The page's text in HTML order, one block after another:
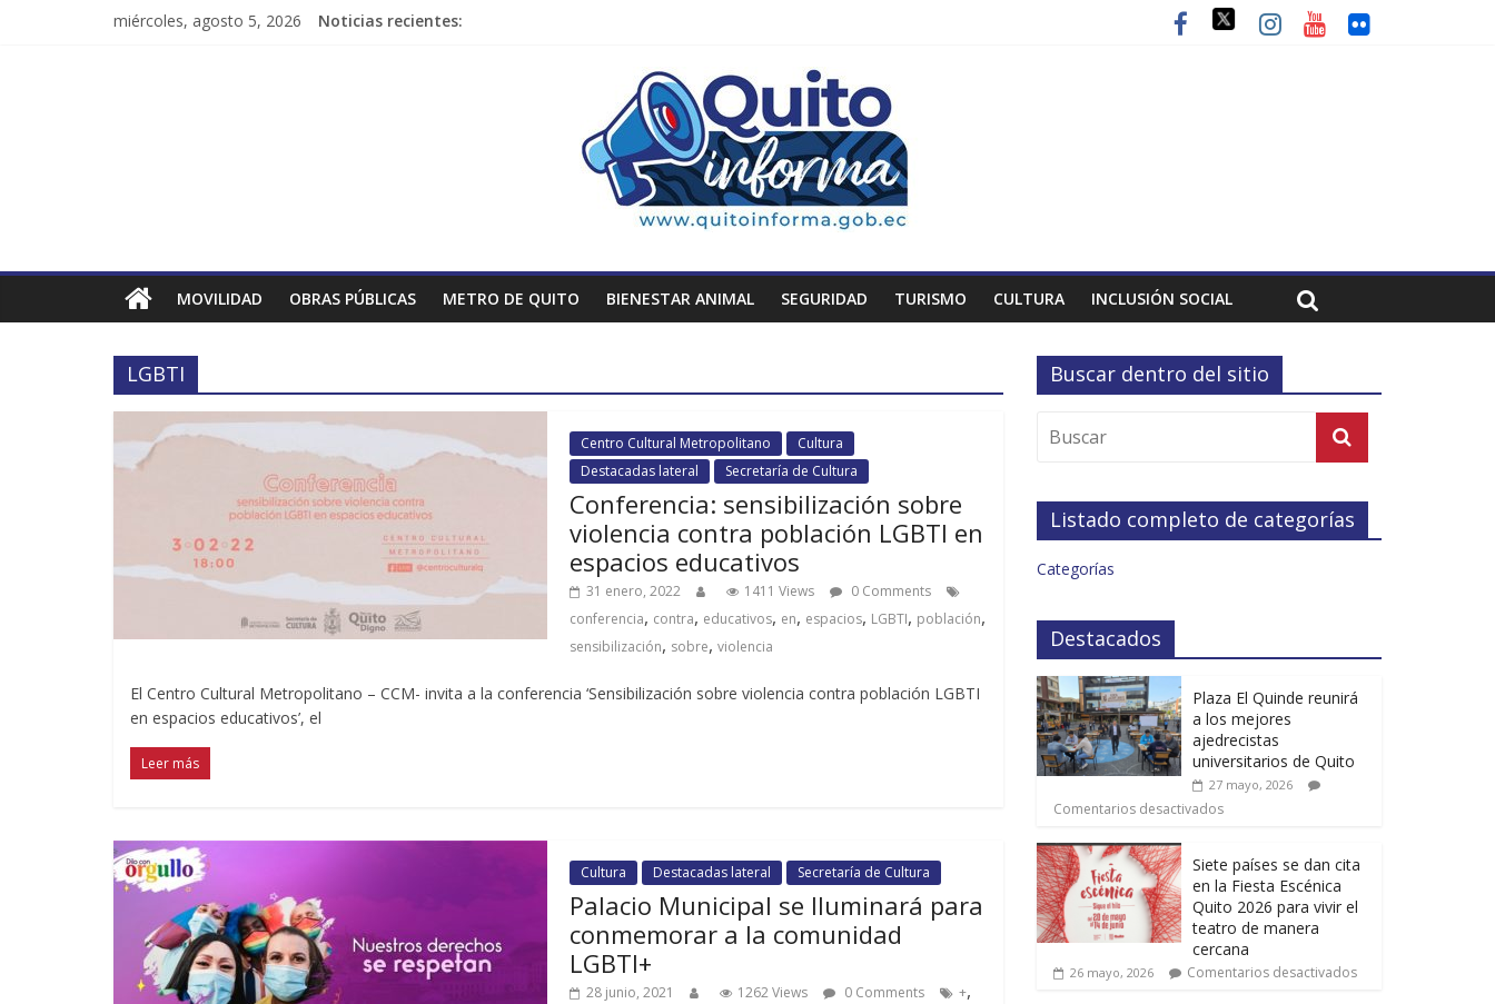
miércoles, agosto 5, 2026 Noticias recientes:
MOVILIDAD OBRAS PÚBLICAS METRO DE QUITO BIENESTAR ANIMAL SEGURIDAD TURISMO CULTURA INCLUSIÓN SOCIAL
LGBTI
Centro Cultural Metropolitano
Cultura
Destacadas lateral
Secretaría de Cultura
Conferencia: sensibilización sobre
violencia contra población LGBTI en
espacios educativos
31 enero, 2022 1411 Views
0 Comments
conferencia, contra, educativos, en, espacios, LGBTI, población,
sensibilización, sobre, violencia
El Centro Cultural Metropolitano – CCM- invita a la conferencia ‘Sensibilización sobre violencia contra población LGBTI
en espacios educativos’, el
Leer más
Cultura Destacadas lateral Secretaría de Cultura
Palacio Municipal se Iluminará para
conmemorar a la comunidad
LGBTI+
28 junio, 2021 1262 Views 0 Comments +,
Buscar dentro del sitio
Listado completo de categorías
Categorías
Destacados
Plaza El Quinde reunirá
a los mejores
ajedrecistas
universitarios de Quito
27 mayo, 2026
Comentarios desactivados
Siete países se dan cita
en la Fiesta Escénica
Quito 2026 para vivir el
teatro de manera
cercana
26 mayo, 2026 Comentarios desactivados